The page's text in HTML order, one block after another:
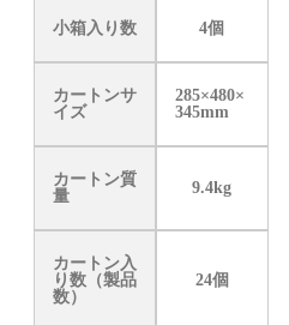
小箱入り数 4個
カートンサ
イズ
285×480×
345mm
カートン質
量
9.4kg
カートン入
り数（製品
数）
24個